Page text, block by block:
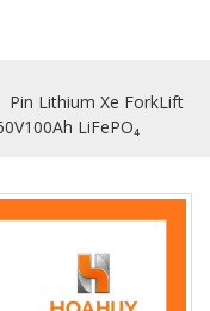
Pin Lithium Xe ForkLift
LiFePO₄